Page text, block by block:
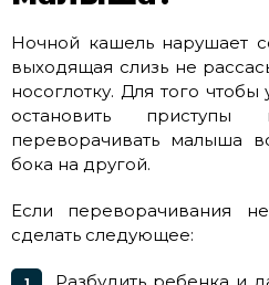
Ночной кашель нарушает
выходящая слизь не
носоглотку. Для того
остановить приступы
переворачивать малыша
бока на другой.
Если переворачивания
сделать следующее: